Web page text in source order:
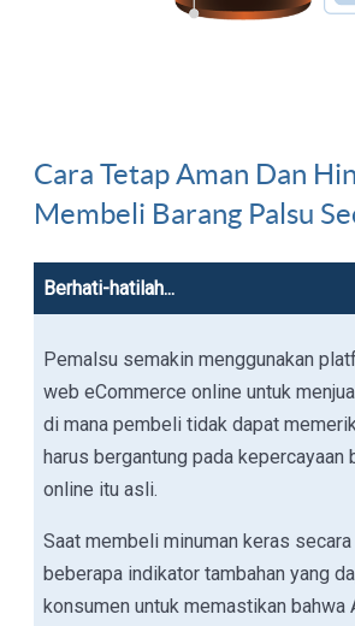
Cara Tetap Aman Dan
Membeli Barang Palsu
Berhati-hatilah...
Pemalsu semakin menggunakan
web eCommerce online untuk
di mana pembeli tidak dapat
harus bergantung pada kepercayaan
online itu asli.
Saat membeli minuman keras
beberapa indikator tambahan yang
konsumen untuk memastikan bahwa